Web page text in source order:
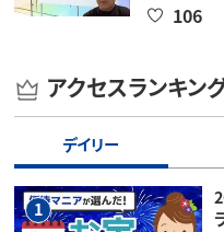
106
アクセスランキン
デイリー
1